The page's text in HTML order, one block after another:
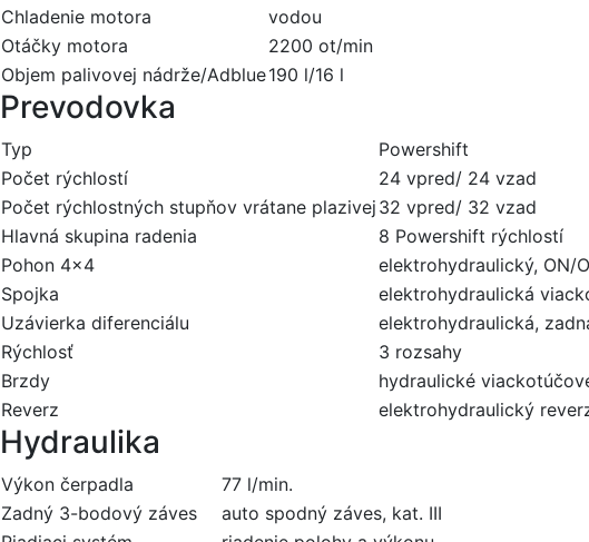
Chladenie motora
vodou
Otáčky motora
2200 ot/min
Objem palivovej nádrže/Adblue190 l/16 l
Prevodovka
Typ
Powershift
Počet rýchlostí
24 vpred/ 24 vzad
Počet rýchlostných stupňov vrátane plazivej 32 vpred/ 32 vzad
Hlavná skupina radenia
8 Powershift rýchlostí
Pohon 4x4
elektrohydraulický, ON/
Spojka
elektrohydraulická
Uzávierka diferenciálu
elektrohydraulická,
Rýchlosť
3 rozsahy
Brzdy
hydraulické
Reverz
elektrohydraulický
Hydraulika
Výkon čerpadla
77 l/min.
Zadný 3-bodový záves
auto spodný záves, kat. III